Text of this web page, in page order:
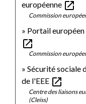
européenne open_in_new
Commission
Portail
open_in_new
Commission
Sécurité sociale
de l'EEE open_in_new
Centre des liaisons
(Cleiss)